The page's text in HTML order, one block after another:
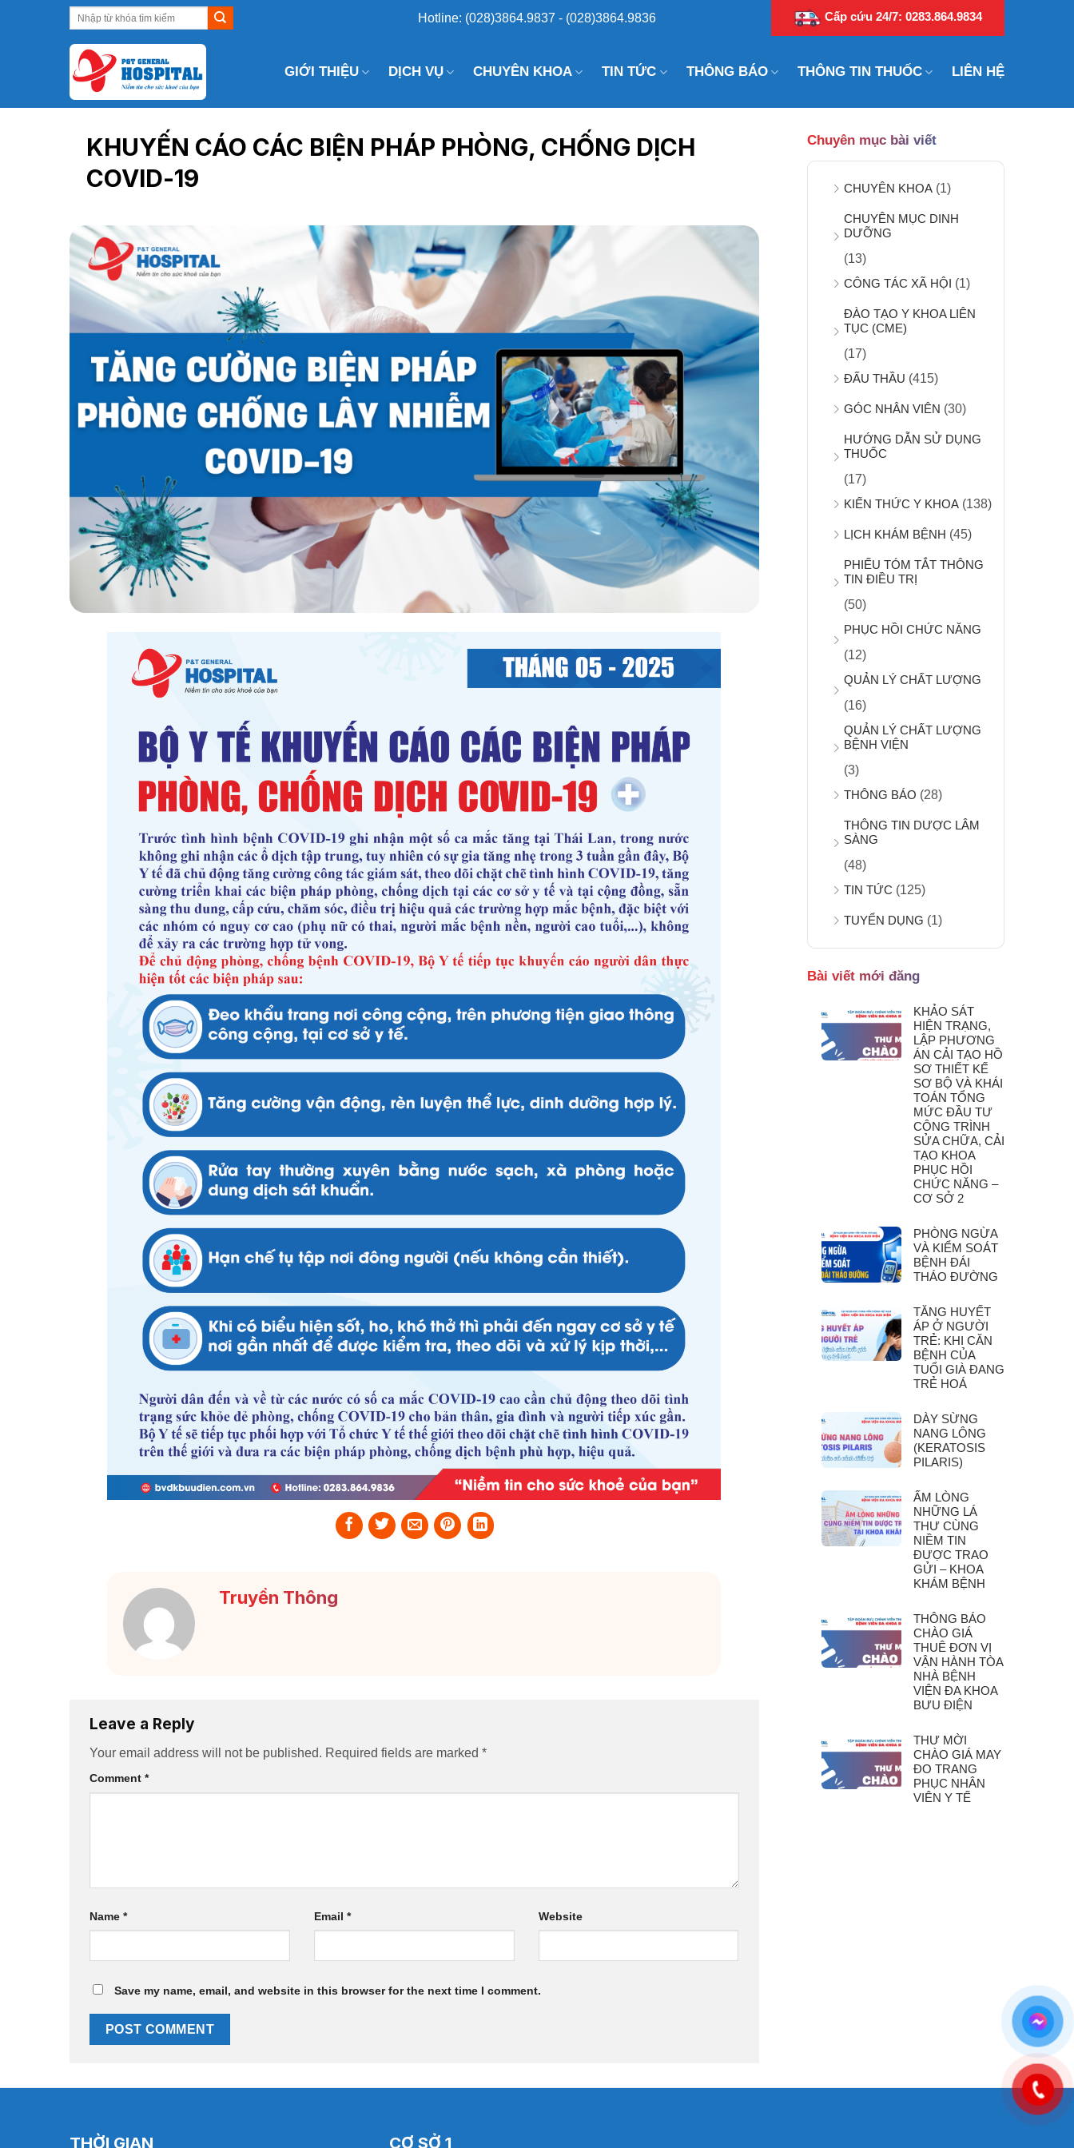
Hotline: (028)3864.9837 - (028)3864.9836 Cấp cứu 24/7: 0283.864.9834
GIỚI THIỆU DỊCH VỤ CHUYÊN KHOA TIN TỨC THÔNG BÁO THÔNG TIN THUỐC LIÊN HỆ
KHUYẾN CÁO CÁC BIỆN PHÁP PHÒNG, CHỐNG DỊCH
COVID-19
Truyền Thông
Leave a Reply
Your email address will not be published. Required fields are marked *
Comment *
Name * Email * Website
Save my name, email, and website in this browser for the next time I comment.
Chuyên mục bài viết
CHUYÊN KHOA(1)
CHUYÊN MỤC DINH
DƯỠNG
(13)
CÔNG TÁC XÃ HỘI (1)
ĐÀO TẠO Y KHOA LIÊN
TỤC (CME)
(17)
ĐẤU THẦU (415)
GÓC NHÂN VIÊN (30)
HƯỚNG DẪN SỬ DỤNG
THUỐC
(17)
KIẾN THỨC Y KHOA(138)
LỊCH KHÁM BỆNH (45)
PHIẾU TÓM TẮT THÔNG
TIN ĐIỀU TRỊ
(50)
PHỤC HỒI CHỨC NĂNG
(12)
QUẢN LÝ CHẤT LƯỢNG
(16)
QUẢN LÝ CHẤT LƯỢNG
BỆNH VIỆN
(3)
THÔNG BÁO (28)
THÔNG TIN DƯỢC LÂM
SÀNG
(48)
TIN TỨC (125)
TUYỂN DỤNG (1)
Bài viết mới đăng
KHẢO SÁT
HIỆN TRẠNG,
LẬP PHƯƠNG
ÁN CẢI TẠO HỒ
SƠ THIẾT KẾ
SƠ BỘ VÀ KHÁI
TOÁN TỔNG
MỨC ĐẦU TƯ
CÔNG TRÌNH
SỬA CHỮA, CẢI
TẠO KHOA
PHỤC HỒI
CHỨC NĂNG –
CƠ SỞ 2
PHÒNG NGỪA
VÀ KIỂM SOÁT
BỆNH ĐÁI
THÁO ĐƯỜNG
TĂNG HUYẾT
ÁP Ở NGƯỜI
TRẺ: KHI CĂN
BỆNH CỦA
TUỔI GIÀ ĐANG
TRẺ HOÁ
DÀY SỪNG
NANG LÔNG
(KERATOSIS
PILARIS)
ẤM LÒNG
NHỮNG LÁ
THƯ CÙNG
NIỀM TIN
ĐƯỢC TRAO
GỬI – KHOA
KHÁM BỆNH
THÔNG BÁO
CHÀO GIÁ
THUÊ ĐƠN VỊ
VẬN HÀNH TÒA
NHÀ BỆNH
VIỆN ĐA KHOA
BƯU ĐIỆN
THƯ MỜI
CHÀO GIÁ MAY
ĐO TRANG
PHỤC NHÂN
VIÊN Y TẾ
THỜI GIAN CƠ SỞ 1